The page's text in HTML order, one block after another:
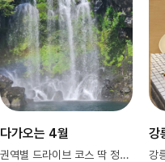
다가오는 4월
권역별 드라이브 코스 딱 정리해드려요
강